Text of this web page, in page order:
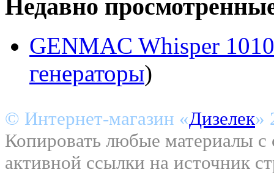
Недавно
GENMAC Whisper
генераторы)
© Интернет-магазин «Дизелек»
Копировать любые материалы с
активной ссылки на источник